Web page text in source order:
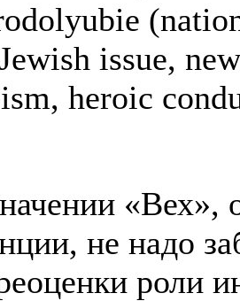
issue,
heroic
«Вех»,
не надо
роли